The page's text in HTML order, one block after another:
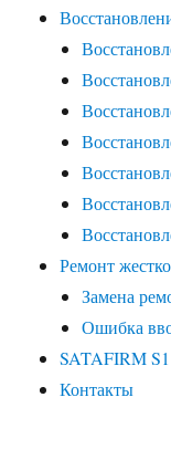
Ремонт
Замена
Ошибка
SATAFIRM
Контакты